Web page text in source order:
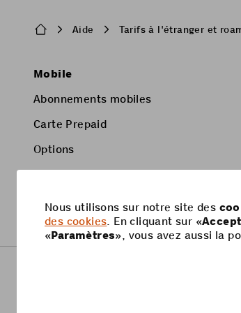
Breadcrumb
Aide Tarifs à l'étranger et
Pied
page
Mobile
Abonnements mobiles
Carte Prepaid
Options
Nous utilisons sur notre site des
des cookies . En cliquant sur «
«Paramètres», vous avez aussi la